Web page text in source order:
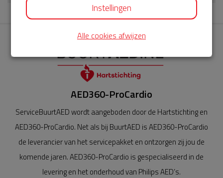
AED360-ProCardio
ServiceBuurtAED wordt aangeboden door de Hartstichting en
AED360-ProCardio. Net als bij BuurtAED is AED360-ProCardio
de leverancier van het servicepakket en ontzorgen zij jou de
komende jaren. AED360-ProCardio is gespecialiseerd in de
levering en het onderhoud van Philips AED’s.
Instellingen
Alle cookies afwijzen